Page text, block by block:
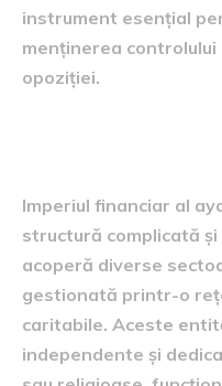
instrument esențial
menținerea
opoziției.
Imperiul financiar al
structură complicată
acoperă diverse
gestionată printr-o
caritabile. Aceste
independente și